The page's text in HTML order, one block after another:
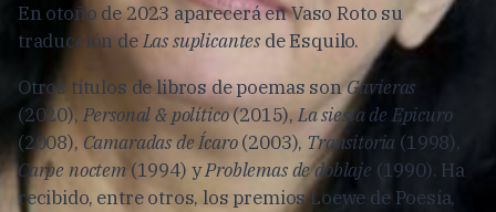
En otoño de 2023 aparecerá en Vaso Roto su
traducción deLas suplicantes de Esquilo.
Otros títulos de libros de poemas sonGavieras
(2020), Personal & político(2015),La siesta de Epicuro
(2008), Camaradas de Ícaro(2003), Transitoria (1998),
Carpe noctem(1994) yProblemas de doblaje (1990). Ha
recibido, entre otros, los premios Loewe de Poesía,